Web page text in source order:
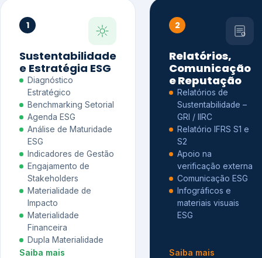
1
Sustentabilidade
e Estratégia ESG
Diagnóstico
Estratégico
Benchmarking Setorial
Agenda ESG
Análise de Maturidade
ESG
Indicadores de Gestão
Engajamento de
Stakeholders
Materialidade de
Impacto
Materialidade
Financeira
Dupla Materialidade
Saiba mais
2
Relatórios,
Comunicação
e Reputação
Relatórios de
Sustentabilidade –
GRI / IIRC
Relatório IFRS S1 e
S2
Apoio na
verificação externa
Comunicação ESG
Infográficos e
materiais visuais
ESG
Saiba mais